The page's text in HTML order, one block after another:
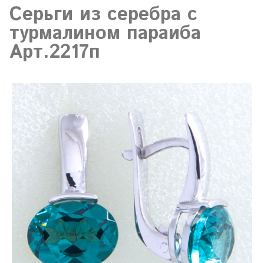
Серьги из серебра с
турмалином параиба
Арт.2217п